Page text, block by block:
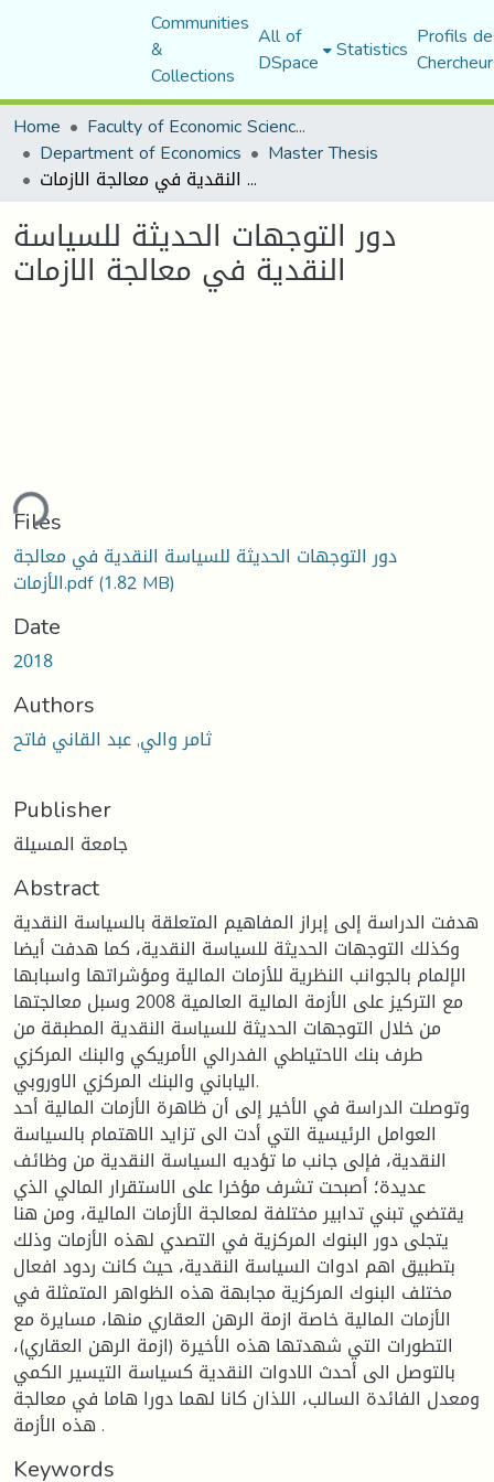
Communities
&
Collections
All of
DSpace Statistics Profils
Home
Faculty of Economic Sciences, Commerce and Management Sciences
Department of Economics Master Thesis
دور التوجهات الحديثة للسياسة النقدية في معالجة الازمات
دور التوجهات الحديثة للسياسة
النقدية في معالجة الازمات
Files
دور التوجهات الحديثة للسياسة النقدية في معالجة
الأزمات.pdf(1.82 MB)
Date
2018
Authors
ثامر والي, عبد القاني فاتح
Publisher
جامعة المسيلة
Abstract
هدفت الدراسة إلى إبراز المفاهيم المتعلقة بالسياسة النقدية
وكذلك التوجهات الحديثة للسياسة النقدية، كما هدفت أيضا
الإلمام بالجوانب النظرية للأزمات المالية ومؤشراتها واسبابها
مع التركيز على الأزمة المالية العالمية 2008 وسبل معالجتها
من خلال التوجهات الحديثة للسياسة النقدية المطبقة من
طرف بنك الاحتياطي الفدرالي الأمريكي والبنك المركزي
الياباني والبنك المركزي الاوروبي.
وتوصلت الدراسة في الأخير إلى أن ظاهرة الأزمات المالية أحد
العوامل الرئيسية التي أدت الى تزايد الاهتمام بالسياسة
النقدية، فإلى جانب ما تؤديه السياسة النقدية من وظائف
عديدة؛ أصبحت تشرف مؤخرا على الاستقرار المالي الذي
يقتضي تبني تدابير مختلفة لمعالجة الأزمات المالية، ومن هنا
يتجلى دور البنوك المركزية في التصدي لهذه الأزمات وذلك
بتطبيق اهم ادوات السياسة النقدية، حيث كانت ردود افعال
مختلف البنوك المركزية مجابهة هذه الظواهر المتمثلة في
الأزمات المالية خاصة ازمة الرهن العقاري منها، مسايرة مع
التطورات التي شهدتها هذه الأخيرة (ازمة الرهن العقاري)،
بالتوصل الى أحدث الادوات النقدية كسياسة التيسير الكمي
ومعدل الفائدة السالب، اللذان كانا لهما دورا هاما في معالجة
هذه الأزمة .
Keywords